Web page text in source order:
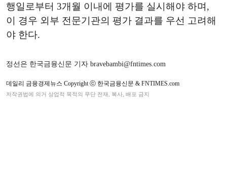
행일로부터 3개월 이내에 평가를 실시해야 하며,
이 경우 외부 전문기관의 평가 결과를 우선 고려해
야 한다.
정선은 한국금융신문 기자 bravebambi@fntimes.com
데일리 금융경제뉴스 Copyright ⓒ 한국금융신문 & FNTIMES.com
저작권법에 의거 상업적 목적의 무단 전재, 복사, 배포 금지